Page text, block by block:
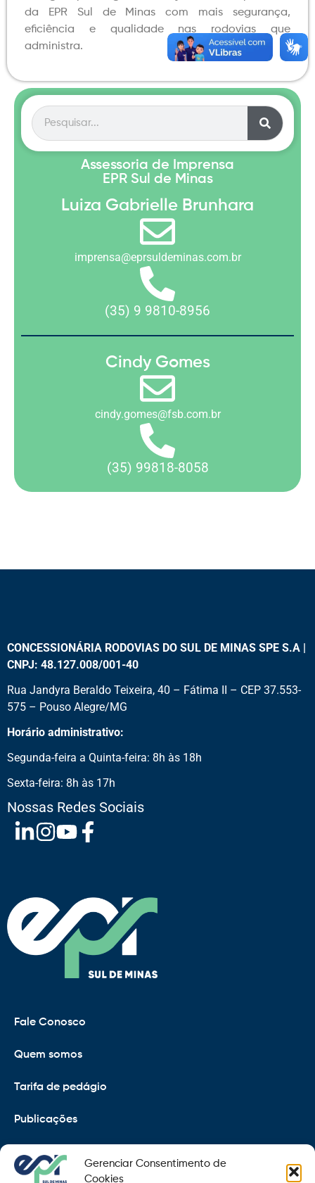
Gerenciar Consentimento de
Cookies
Assessoria de Imprensa
EPR Sul de Minas
Luiza Gabrielle Brunhara
imprensa@eprsuldeminas.com.br
(35) 9 9810-8956
Cindy Gomes
cindy.gomes@fsb.com.br
(35) 99818-8058
da EPR Sul de Minas com mais segurança,
eficiência e qualidade nas rodovias que
administra.
CONCESSIONÁRIA RODOVIAS DO SUL DE MINAS SPE S.A |
CNPJ: 48.127.008/001-40
Rua Jandyra Beraldo Teixeira, 40 – Fátima II – CEP 37.553-
575 – Pouso Alegre/MG
Horário administrativo:
Segunda-feira a Quinta-feira: 8h às 18h
Sexta-feira: 8h às 17h
Nossas Redes Sociais
Fale Conosco
Quem somos
Tarifa de pedágio
Publicações
Copyright 2021 © 2026 Grupo EPR - Todos Os Direitos